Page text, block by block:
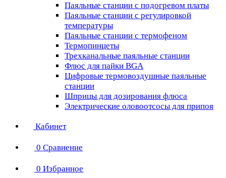
Паяльные станции с подогревом платы
Паяльные станции с регулировкой
температуры
Паяльные станции с термофеном
Термопинцеты
Трехканальные паяльные станции
Флюс для пайки BGA
Цифровые термовоздушные паяльные
станции
Шприцы для дозирования флюса
Электрические оловоотсосы для припоя
Кабинет
0 Сравнение
0 Избранное